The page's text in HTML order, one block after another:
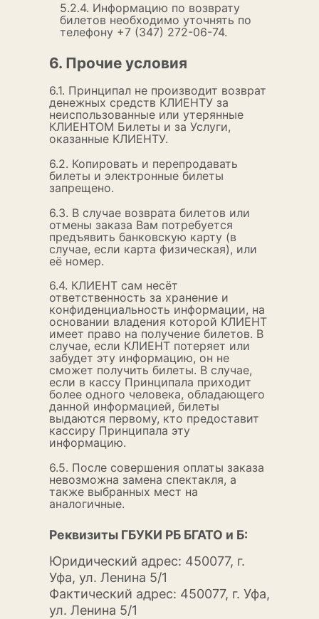
5.2.4. Информацию по возврату
билетов необходимо уточнять по
телефону +7 (347) 272-06-74.
6. Прочие условия
6.1. Принципал не производит возврат
денежных средств КЛИЕНТУ за
неиспользованные или утерянные
КЛИЕНТОМ Билеты и за Услуги,
оказанные КЛИЕНТУ.
6.2. Копировать и перепродавать
билеты и электронные билеты
запрещено.
6.3. В случае возврата билетов или
отмены заказа Вам потребуется
предъявить банковскую карту (в
случае, если карта физическая), или
её номер.
6.4. КЛИЕНТ сам несёт
ответственность за хранение и
конфиденциальность информации, на
основании владения которой КЛИЕНТ
имеет право на получение билетов. В
случае, если КЛИЕНТ потеряет или
забудет эту информацию, он не
сможет получить билеты. В случае,
если в кассу Принципала приходит
более одного человека, обладающего
данной информацией, билеты
выдаются первому, кто предоставит
кассиру Принципала эту
информацию.
6.5. После совершения оплаты заказа
невозможна замена спектакля, а
также выбранных мест на
аналогичные.
Реквизиты ГБУКИ РБ БГАТО и Б:
Юридический адрес: 450077, г.
Уфа, ул. Ленина 5/1
Фактический адрес: 450077, г. Уфа,
ул. Ленина 5/1